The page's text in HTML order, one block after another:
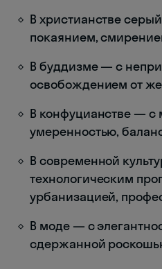
В христианстве
покаянием,
В буддизме — с
освобождением от
В конфуцианстве — с
умеренностью,
В современной
технологическим
урбанизацией,
В моде — с
сдержанной